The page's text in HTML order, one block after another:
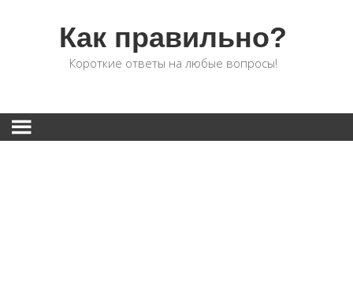
Как правильно?
Короткие ответы на любые вопросы!